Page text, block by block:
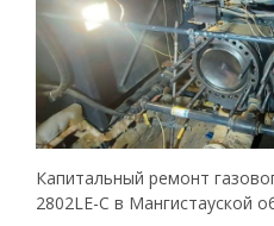
Капитальный ремонт
2802LE-C в Мангистауской